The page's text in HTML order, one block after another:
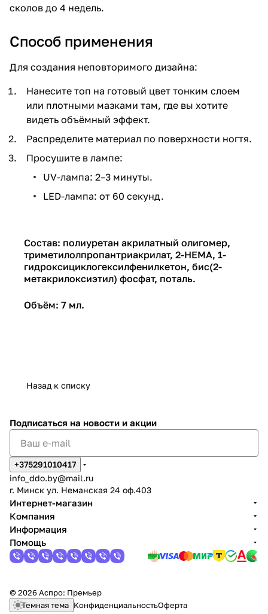
сколов до 4 недель.
Способ применения
Для создания неповторимого дизайна:
Нанесите топ на готовый цвет тонким слоем
или плотными мазками там, где вы хотите
видеть объёмный эффект.
Распределите материал по поверхности ногтя.
Просушите в лампе:
UV-лампа: 2–3 минуты.
LED-лампа: от 60 секунд.
Состав: полиуретан акрилатный олигомер,
триметилолпропантриакрилат, 2-HEMA, 1-
гидроксициклогексилфенилкетон, бис(2-
метакрилоксиэтил) фосфат, поталь.
Объём: 7 мл.
Назад к списку
Подписаться на новости и акции
+375291010417
info_ddo.by@mail.ru
г. Минск ул. Неманская 24 оф.403
Интернет-магазин
Компания
Информация
Помощь
© 2026 Аспро: Премьер
Темная тема КонфиденциальностьОферта